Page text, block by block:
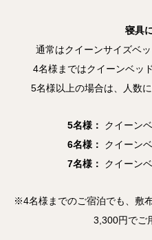
寝具
通常はクイーンサイズベ
4名様まではクイーンベッ
5名様以上の場合は、人数
5名様：
クイーン
6名様：
クイーン
7名様：
クイーン
※4名様までのご宿泊でも、敷
3,300円でご